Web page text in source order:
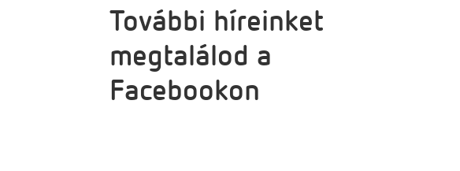
További híreinket
megtalálod a
Facebookon